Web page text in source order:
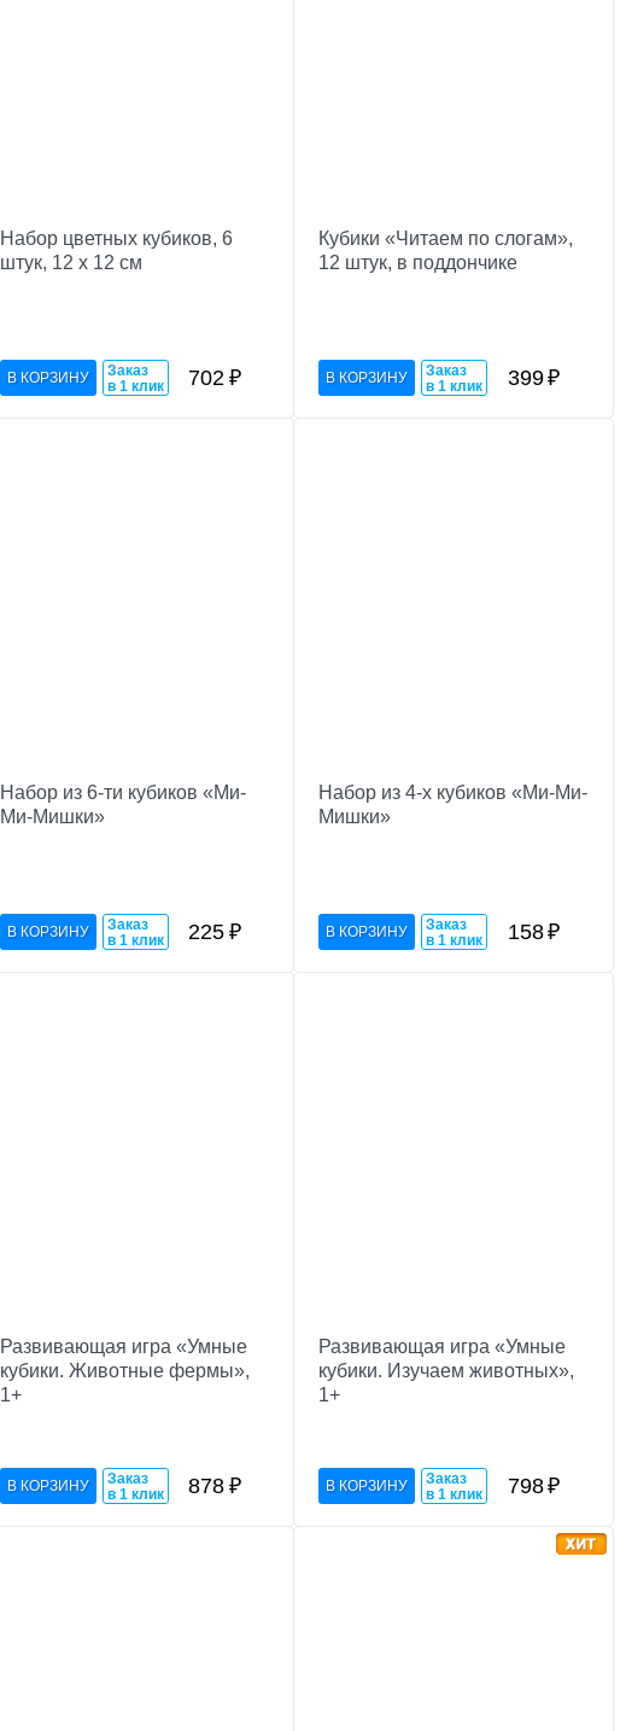
Набор цветных кубиков, 6
штук, 12 х 12 см
Заказ
в 1 клик
702₽
Кубики «Читаем по слогам»,
12 штук, в поддончике
Заказ
в 1 клик
399₽
Набор из 6-ти кубиков «Ми-
Ми-Мишки»
Заказ
в 1 клик
225₽
Набор из 4-х кубиков «Ми-Ми-
Мишки»
Заказ
в 1 клик
158₽
Развивающая игра «Умные
кубики. Животные фермы»,
1+
Заказ
в 1 клик
878₽
Развивающая игра «Умные
кубики. Изучаем животных»,
1+
Заказ
в 1 клик
798₽